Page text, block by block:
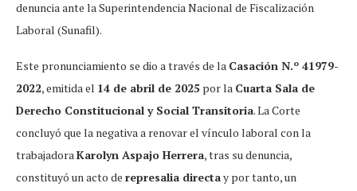
denuncia ante la Superintendencia Nacional de Fiscalización
Laboral (Sunafil).
Este pronunciamiento se dio a través de la Casación N.º 41979-
2022, emitida el 14 de abril de 2025 por la Cuarta Sala de
Derecho Constitucional y Social Transitoria. La Corte
concluyó que la negativa a renovar el vínculo laboral con la
trabajadoraKarolyn Aspajo Herrera, tras su denuncia,
constituyó un acto de represalia directay por tanto, un